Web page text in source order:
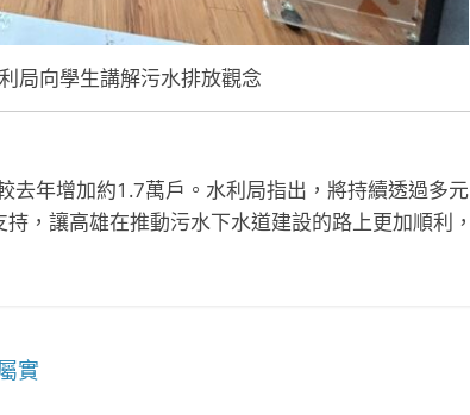
局向學生講解污水排放觀念
年增加約1.7萬戶。水利局指出，將持續透過多元
，讓高雄在推動污水下水道建設的路上更加順利，
實